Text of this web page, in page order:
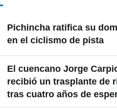
Pichincha ratifica su
en el ciclismo de pista
El cuencano Jorge
recibió un trasplante de
tras cuatro años de